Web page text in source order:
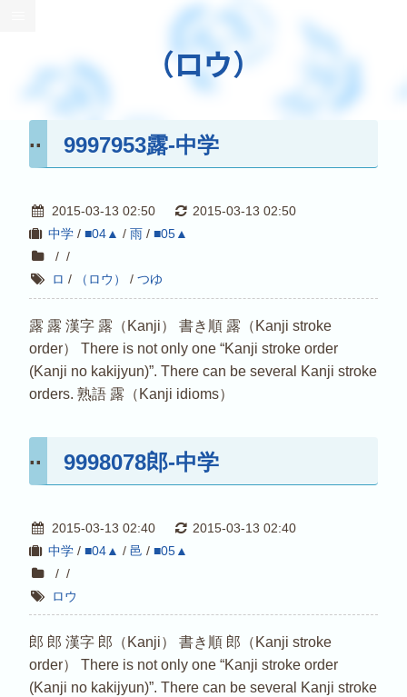
（ロウ）
9997953露-中学
2015-03-13 02:50
2015-03-13 02:50
中学/ ■04▲ / 雨/ ■05▲
/ /
ロ / （ロウ） /つゆ
露 露 漢字 露（Kanji） 書き順 露（Kanji stroke
order） There is not only one “Kanji stroke order
(Kanji no kakijyun)”. There can be several Kanji stroke
orders. 熟語 露（Kanji idioms）
9998078郎-中学
2015-03-13 02:40
2015-03-13 02:40
中学/ ■04▲ / 邑 / ■05▲
/ /
ロウ
郎 郎 漢字 郎（Kanji） 書き順 郎（Kanji stroke
order） There is not only one “Kanji stroke order
(Kanji no kakijyun)”. There can be several Kanji stroke